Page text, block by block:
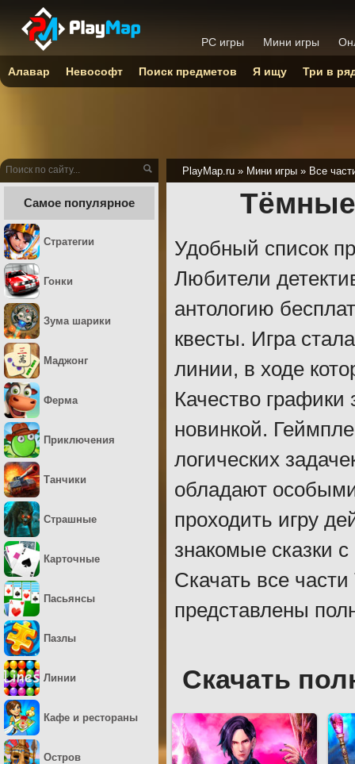
PlayMap.ru » Мини игры » Все
Тёмные
Удобный список
Любители
антологию
квесты. Игра
линии, в ходе
Качество
новинкой.
логических
обладают
проходить игру
знакомые сказки
Скачать все
представлены
Скачать
Самое популярное
Стратегии
Гонки
Зума шарики
Маджонг
Ферма
Приключения
Танчики
Страшные
Карточные
Пасьянсы
Пазлы
Линии
Кафе и рестораны
Остров
PC игры Мини игры
Алавар Невософт Поиск предметов Я ищу Три в